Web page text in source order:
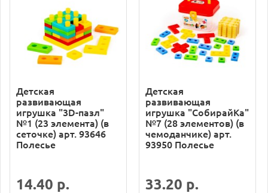
Детская
развивающая
игрушка "3D-пазл"
№1 (23 элемента) (в
сеточке) арт. 93646
Полесье
14.40 р.
Детская
развивающая
игрушка "СобирайКа"
№7 (28 элементов) (в
чемоданчике) арт.
93950 Полесье
33.20 р.